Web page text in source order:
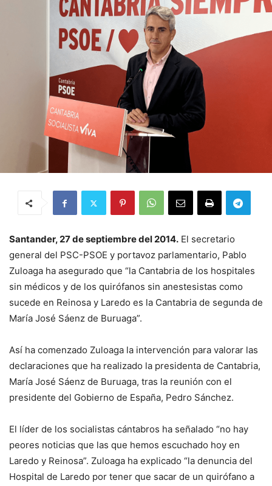
Santander, 27 de septiembre del 2014. El secretario
general del PSC-PSOE y portavoz parlamentario, Pablo
Zuloaga ha asegurado que “la Cantabria de los hospitales
sin médicos y de los quirófanos sin anestesistas como
sucede en Reinosa y Laredo es la Cantabria de segunda de
María José Sáenz de Buruaga”.
Así ha comenzado Zuloaga la intervención para valorar las
declaraciones que ha realizado la presidenta de Cantabria,
María José Sáenz de Buruaga, tras la reunión con el
presidente del Gobierno de España, Pedro Sánchez.
El líder de los socialistas cántabros ha señalado “no hay
peores noticias que las que hemos escuchado hoy en
Laredo y Reinosa”. Zuloaga ha explicado “la denuncia del
Hospital de Laredo por tener que sacar de un quirófano a